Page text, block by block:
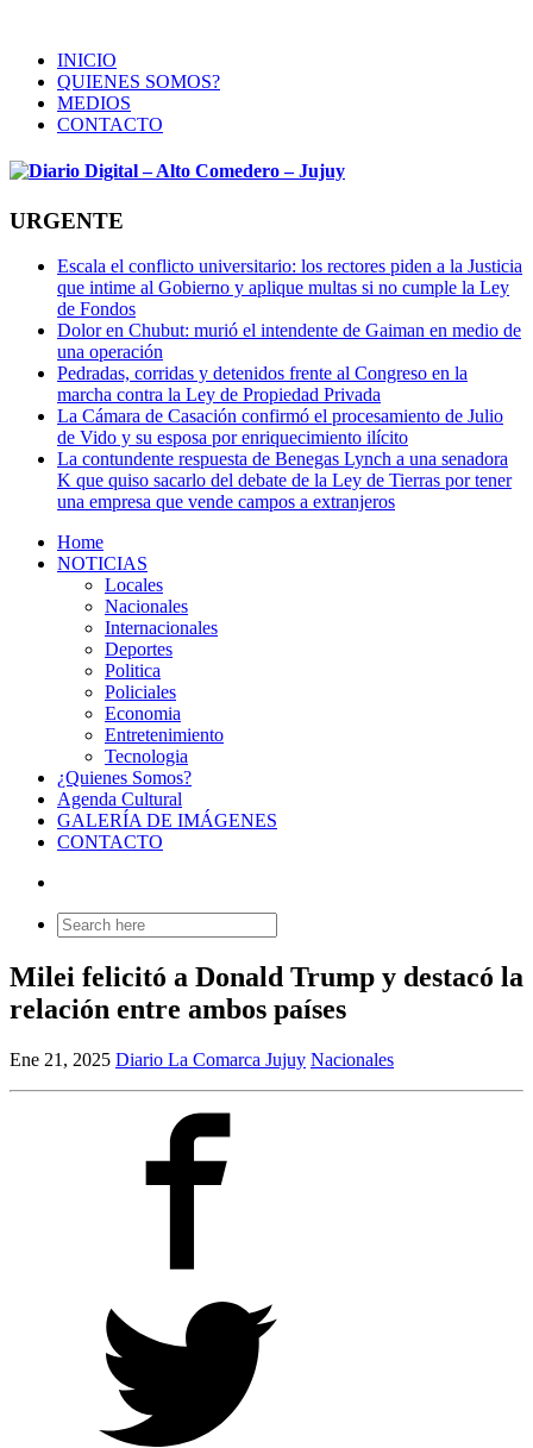
INICIO
QUIENES SOMOS?
MEDIOS
CONTACTO
URGENTE
Escala el conflicto universitario: los rectores piden a la Justicia
que intime al Gobierno y aplique multas si no cumple la Ley
de Fondos
Dolor en Chubut: murió el intendente de Gaiman en medio de
una operación
Pedradas, corridas y detenidos frente al Congreso en la
marcha contra la Ley de Propiedad Privada
La Cámara de Casación confirmó el procesamiento de Julio
de Vido y su esposa por enriquecimiento ilícito
La contundente respuesta de Benegas Lynch a una senadora
K que quiso sacarlo del debate de la Ley de Tierras por tener
una empresa que vende campos a extranjeros
Home
NOTICIAS
Locales
Nacionales
Internacionales
Deportes
Politica
Policiales
Economia
Entretenimiento
Tecnologia
¿Quienes Somos?
Agenda Cultural
GALERÍA DE IMÁGENES
CONTACTO
Search
for:
Milei felicitó a Donald Trump y destacó la
relación entre ambos países
Ene 21, 2025 Diario La Comarca Jujuy Nacionales